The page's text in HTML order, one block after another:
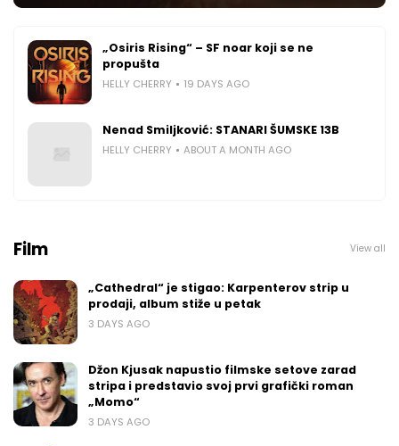
„Osiris Rising“ – SF noar koji se ne
propušta
HELLY CHERRY 19 DAYS AGO
Nenad Smiljković: STANARI ŠUMSKE 13B
HELLY CHERRY ABOUT A MONTH AGO
Film View all
„Cathedral“ je stigao: Karpenterov strip u
prodaji, album stiže u petak
3 DAYS AGO
Džon Kjusak napustio filmske setove zarad
stripa i predstavio svoj prvi grafički roman
„Momo“
3 DAYS AGO